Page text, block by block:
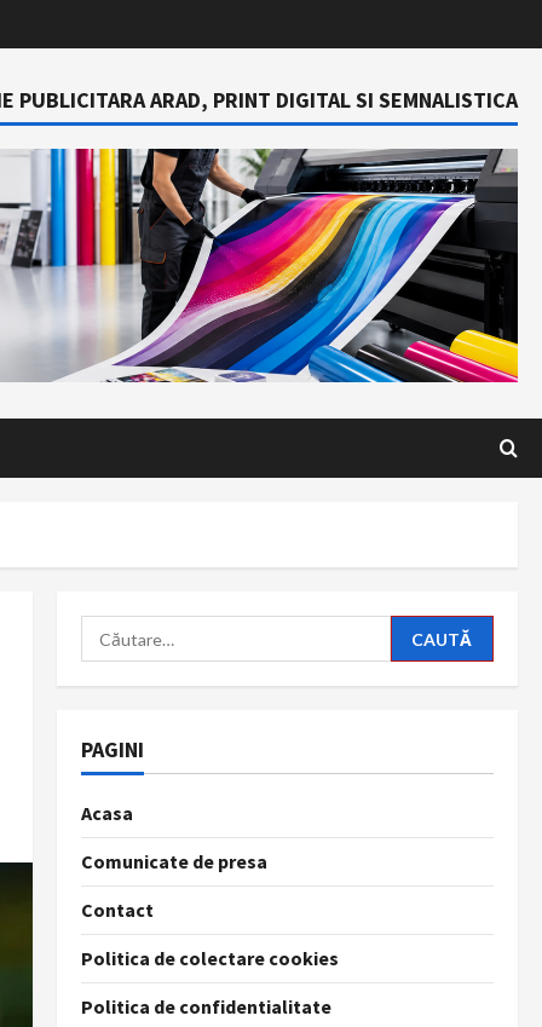
PUBLICITARA ARAD, PRINT DIGITAL SI SEMNALISTICA
Caută
după:
PAGINI
Acasa
Comunicate de presa
Contact
Politica de colectare cookies
Politica de confidentialitate